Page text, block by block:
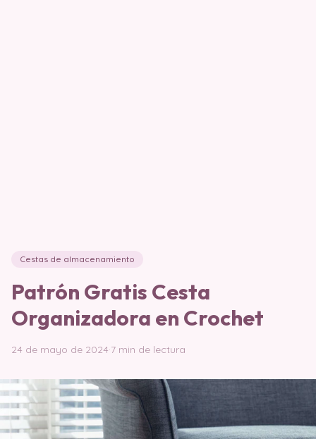
Cestas de almacenamiento
Patrón Gratis Cesta
Organizadora en Crochet
24 de mayo de 2024·7 min de lectura